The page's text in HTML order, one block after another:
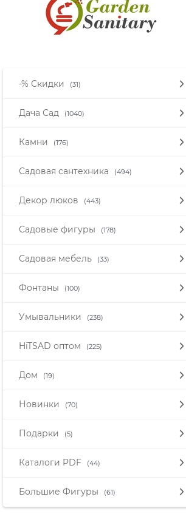
-% Скидки (31)
Дача Сад (1040)
Камни (176)
Садовая сантехника (494)
Декор люков (443)
Садовые фигуры (178)
Садовая мебель (33)
Фонтаны (100)
Умывальники (238)
HiTSAD оптом (225)
Дом (19)
Новинки (70)
Подарки (5)
Каталоги PDF (44)
Большие Фигуры (61)